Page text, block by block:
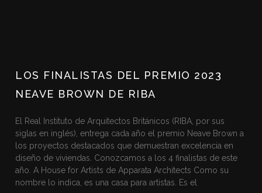
LOS FINALISTAS DEL PREMIO 2023
NEAVE BROWN DE RIBA
El Real Instituto de Arquitectos Británicos (RIBA, por sus
siglas en inglés), entrega cada año el premio Neave Brown a
los proyectos destacados que demuestran excelencia en
diseño de viviendas. Conozcamos a los 4 finalistas de este
año. A House for Artists de Apparata Architects Como su
nombre lo indica, es una casa para artistas. Es el